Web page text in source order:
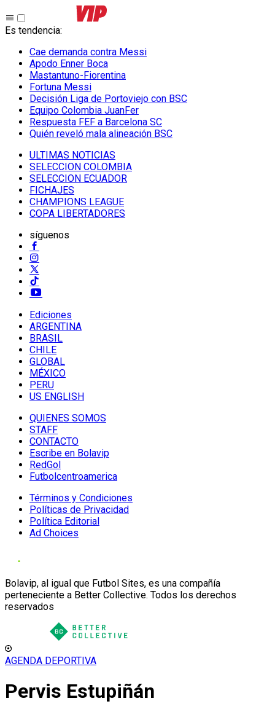
Es tendencia:
Cae demanda contra Messi
Apodo Enner Boca
Mastantuno-Fiorentina
Fortuna Messi
Decisión Liga de Portoviejo con BSC
Equipo Colombia JuanFer
Respuesta FEF a Barcelona SC
Quién reveló mala alineación BSC
ULTIMAS NOTICIAS
SELECCION COLOMBIA
SELECCION ECUADOR
FICHAJES
CHAMPIONS LEAGUE
COPA LIBERTADORES
síguenos
Ediciones
ARGENTINA
BRASIL
CHILE
GLOBAL
MÉXICO
PERU
US ENGLISH
QUIENES SOMOS
STAFF
CONTACTO
Escribe en Bolavip
RedGol
Futbolcentroamerica
Términos y Condiciones
Políticas de Privacidad
Política Editorial
Ad Choices
Bolavip, al igual que Futbol Sites, es una compañía
perteneciente a Better Collective. Todos los derechos
reservados
AGENDA DEPORTIVA
Pervis Estupiñán